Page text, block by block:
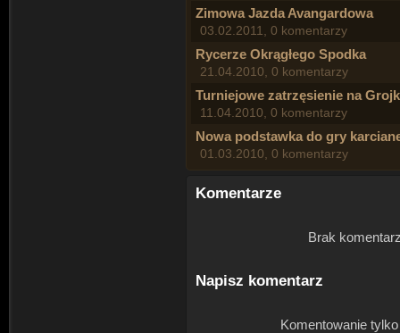
Zimowa Jazda Avangardowa
03.02.2011, 0 komentarzy
Rycerze Okrągłego Spodka
21.04.2010, 0 komentarzy
Turniejowe zatrzęsienie na
11.04.2010, 0 komentarzy
Nowa podstawka do gry
01.03.2010, 0 komentarzy
Komentarze
Brak
Napisz komentarz
Komentowanie